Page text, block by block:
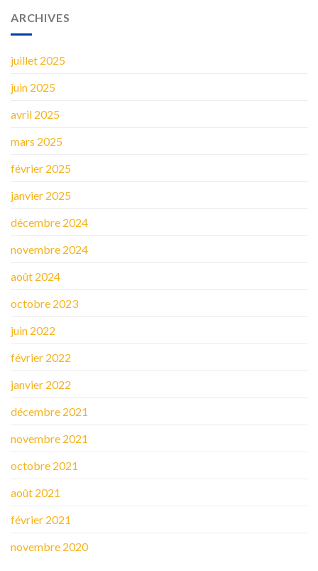
ARCHIVES
juillet 2025
juin 2025
avril 2025
mars 2025
février 2025
janvier 2025
décembre 2024
novembre 2024
août 2024
octobre 2023
juin 2022
février 2022
janvier 2022
décembre 2021
novembre 2021
octobre 2021
août 2021
février 2021
novembre 2020